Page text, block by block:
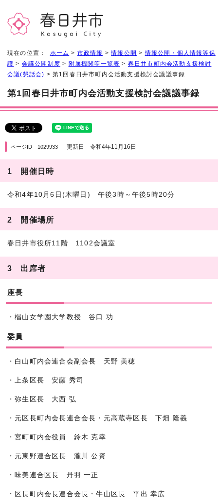
現在の位置： ホーム > 市政情報 >情報公開 >情報公開・個人情報等保
護 > 会議公開制度 > 附属機関等一覧表 > 春日井市町内会活動支援検討
会議(懇話会) > 第1回春日井市町内会活動支援検討会議議事録
第1回春日井市町内会活動支援検討会議議事録
ページID 1029933 更新日 令和4年11月16日
1 開催日時
令和4年10月6日(木曜日) 午後3時～午後5時20分
2 開催場所
春日井市役所11階 1102会議室
3 出席者
座長
・椙山女学園大学教授 谷口 功
委員
・白山町内会連合会副会長 天野 美穂
・上条区長 安藤 秀司
・弥生区長 大西 弘
・元区長町内会長連合会長・元高蔵寺区長 下畑 隆義
・宮町町内会役員 鈴木 克幸
・元東野連合区長 瀧川 公資
・味美連合区長 丹羽 一正
・区長町内会長連合会長・牛山区長 平出 幸広